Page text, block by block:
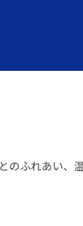
ふれあい、